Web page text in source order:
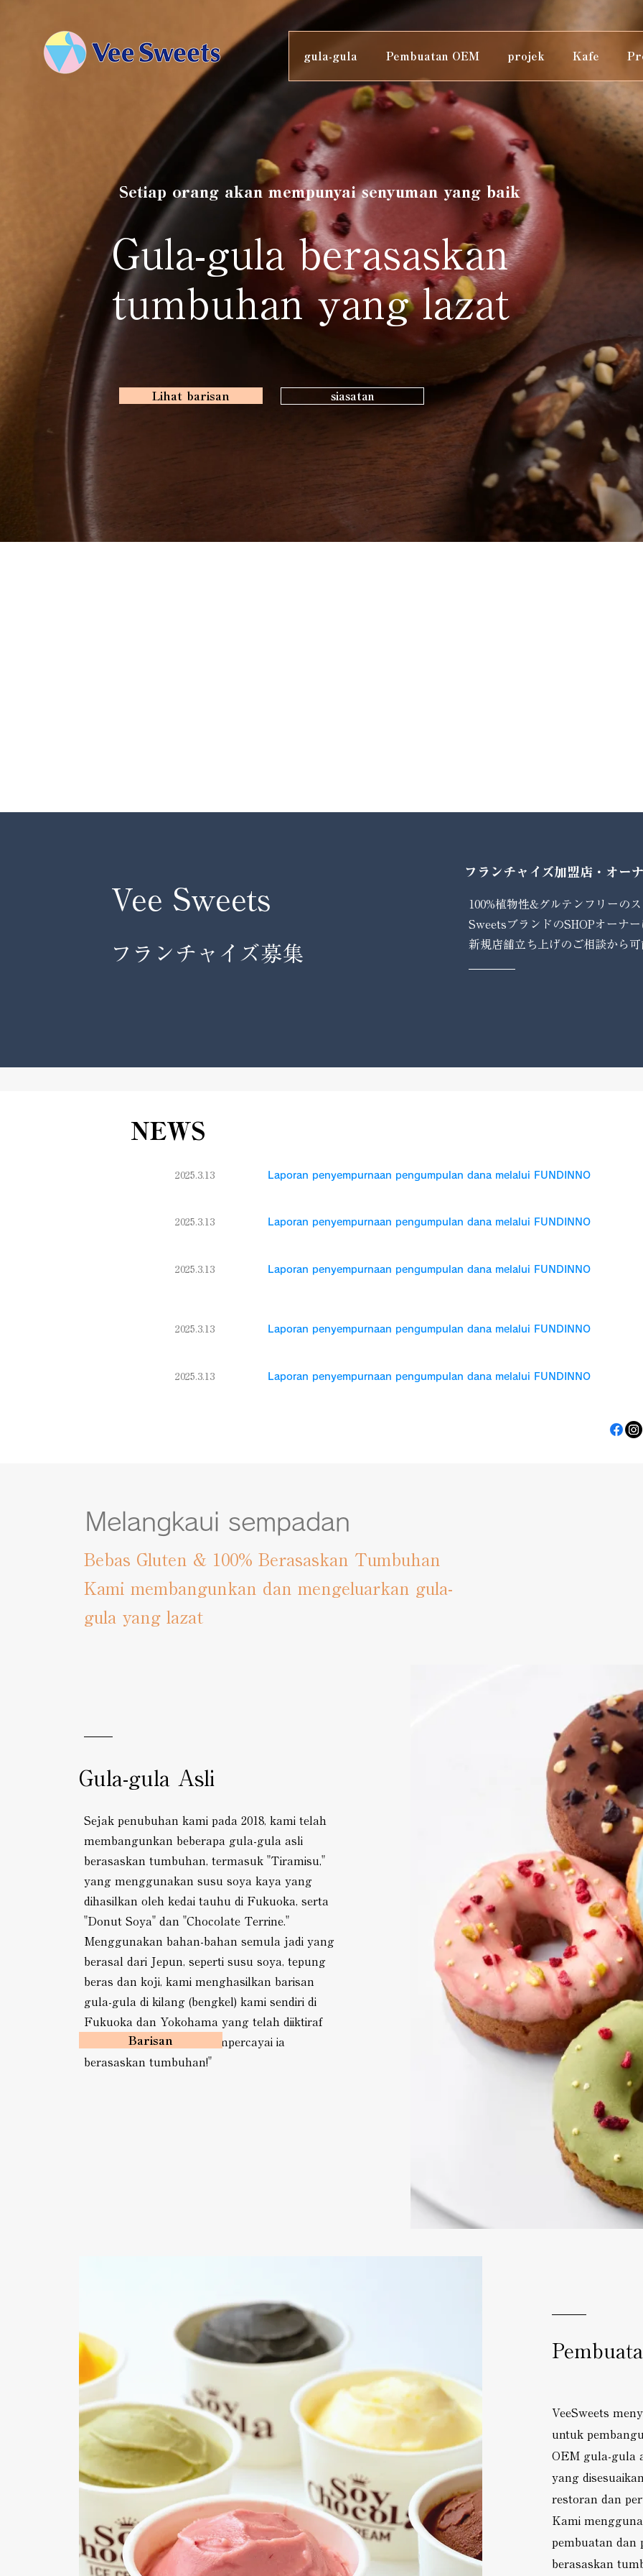
gula-gula Pembuatan OEM projek Kafe
Setiap orang akan mempunyai senyuman yang baik
Gula-gula berasaskan
tumbuhan yang lazat
Lihat barisan siasatan
Vee Sweets
フランチャイズ募集
フランチャイズ加盟店・オー
100%植物性&グルテンフリーの
SweetsブランドのSHOPオーナ
新規店舗立ち上げのご相談から可
NEWS
2025.3.13 Laporan penyempurnaan pengumpulan dana melalui FUNDINNO
2025.3.13 Laporan penyempurnaan pengumpulan dana melalui FUNDINNO
2025.3.13 Laporan penyempurnaan pengumpulan dana melalui FUNDINNO
2025.3.13 Laporan penyempurnaan pengumpulan dana melalui FUNDINNO
2025.3.13 Laporan penyempurnaan pengumpulan dana melalui FUNDINNO
Melangkaui sempadan
Bebas Gluten & 100% Berasaskan Tumbuhan
Kami membangunkan dan mengeluarkan gula-
gula yang lazat
Gula-gula Asli
Sejak penubuhan kami pada 2018, kami telah
membangunkan beberapa gula-gula asli
berasaskan tumbuhan, termasuk "Tiramisu,"
yang menggunakan susu soya kaya yang
dihasilkan oleh kedai tauhu di Fukuoka, serta
"Donut Soya" dan "Chocolate Terrine."
Menggunakan bahan-bahan semula jadi yang
berasal dari Jepun, seperti susu soya, tepung
beras dan koji, kami menghasilkan barisan
gula-gula di kilang (bengkel) kami sendiri di
Fukuoka dan Yokohama yang telah diiktiraf
sebagai "sukar untuk mempercayai ia
berasaskan tumbuhan!"
Barisan
VeeSweets
untuk
OEM gula-gula
yang
restoran dan
Kami
pembuatan dan
berasaskan